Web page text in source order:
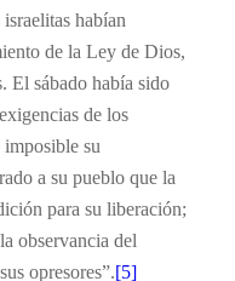
habían
de la Ley de Dios,
El sábado había sido
de los
imposible su
a su pueblo que la
para su liberación;
observancia del
opresores”.[5]